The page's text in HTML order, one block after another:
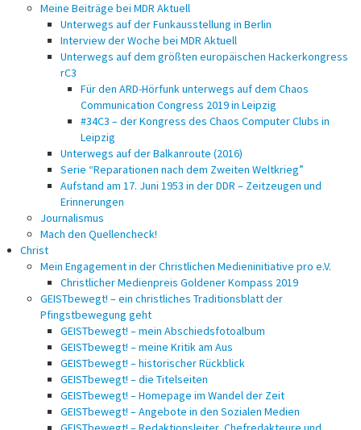
Meine Beiträge bei MDR Aktuell
Unterwegs auf der Funkausstellung in Berlin
Interview der Woche bei MDR Aktuell
Unterwegs auf dem größten europäischen Hackerkongress
rC3
Für den ARD-Hörfunk unterwegs auf dem Chaos
Communication Congress 2019 in Leipzig
#34C3 – der Kongress des Chaos Computer Clubs in
Leipzig
Unterwegs auf der Balkanroute (2016)
Serie “Reparationen nach dem Zweiten Weltkrieg”
Aufstand am 17. Juni 1953 in der DDR – Zeitzeugen und
Erinnerungen
Journalismus
Mach den Quellencheck!
Christ
Mein Engagement in der Christlichen Medieninitiative pro e.V.
Christlicher Medienpreis Goldener Kompass 2019
GEISTbewegt! – ein christliches Traditionsblatt der
Pfingstbewegung geht
GEISTbewegt! – mein Abschiedsfotoalbum
GEISTbewegt! – meine Kritik am Aus
GEISTbewegt! – historischer Rückblick
GEISTbewegt! – die Titelseiten
GEISTbewegt! – Homepage im Wandel der Zeit
GEISTbewegt! – Angebote in den Sozialen Medien